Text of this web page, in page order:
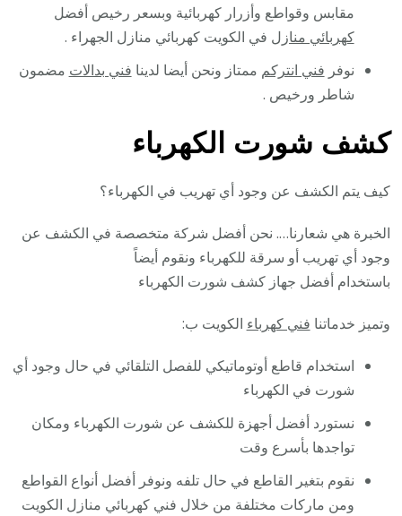
مقابس وقواطع وأزرار كهربائية وبسعر رخيص أفضل
كهربائي منازل في الكويت كهربائي منازل الجهراء .
نوفر فني انتركم ممتاز ونحن أيضا لدينا فني بدالات مضمون
شاطر ورخيص .
كشف شورت الكهرباء
كيف يتم الكشف عن وجود أي تهريب في الكهرباء؟
الخبرة هي شعارنا…. نحن أفضل شركة متخصصة في الكشف عن
وجود أي تهريب أو سرقة للكهرباء ونقوم أيضاً
باستخدام أفضل جهاز كشف شورت الكهرباء
وتميز خدماتنا فني كهرباء الكويت ب:
استخدام قاطع أوتوماتيكي للفصل التلقائي في حال وجود أي
شورت في الكهرباء
نستورد أفضل أجهزة للكشف عن شورت الكهرباء ومكان
تواجدها بأسرع وقت
نقوم بتغير القاطع في حال تلفه ونوفر أفضل أنواع القواطع
ومن ماركات مختلفة من خلال فني كهربائي منازل الكويت